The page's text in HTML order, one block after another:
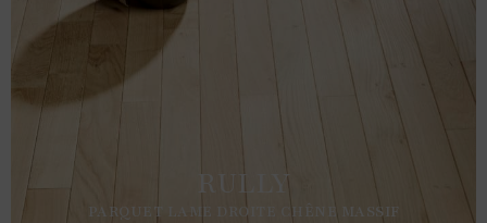
RULLY
PARQUET LAME DROITE CHÊNE MASSIF